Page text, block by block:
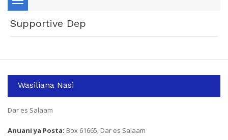
Toggle
navigation
Supportive Dep
Wasiliana Nasi
Dar es Salaam
Anuani ya Posta: Box 61665, Dar es Salaam